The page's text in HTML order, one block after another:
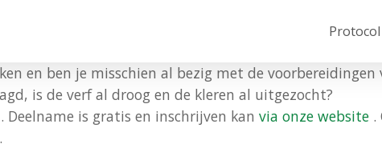
Protocol
en ben je misschien al bezig met de
is de verf al droog en de kleren al uitgezocht?
is gratis en inschrijven kan via onze website .